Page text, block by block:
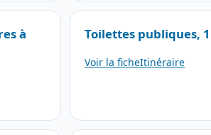
à
Toilettes publiques,
Voir la ficheItinéraire